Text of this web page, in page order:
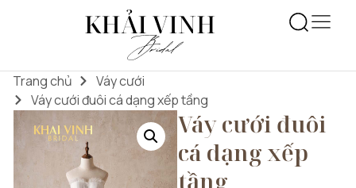
Trang chủ
Váy cưới
Váy cưới đuôi cá dạng xếp tầng
Váy cưới đuôi
cá dạng xếp
tầng